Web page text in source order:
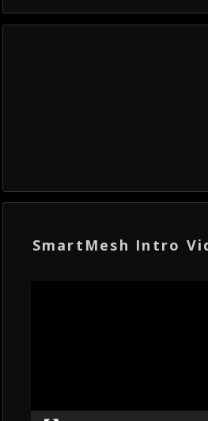
SmartMesh Intro